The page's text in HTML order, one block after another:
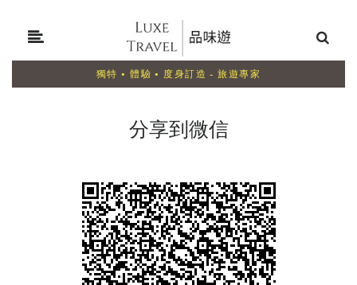
獨特 • 體驗 • 度身訂造 - 旅遊專家
分享到微信